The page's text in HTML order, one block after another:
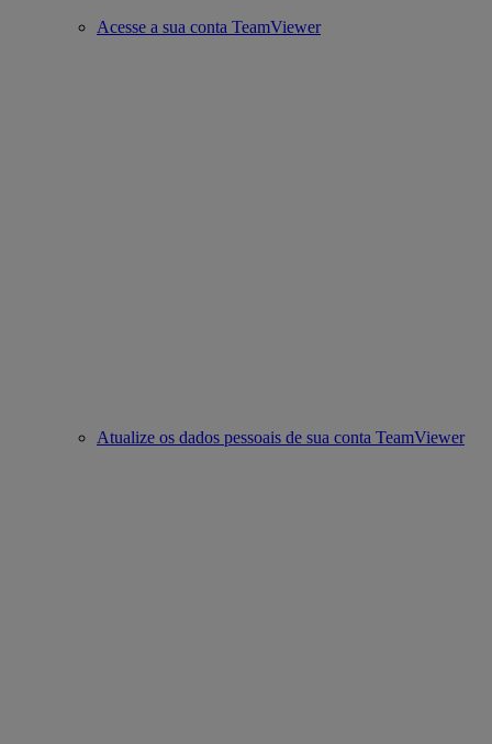
Acesse a sua conta TeamViewer
Atualize os dados pessoais de sua conta TeamViewer